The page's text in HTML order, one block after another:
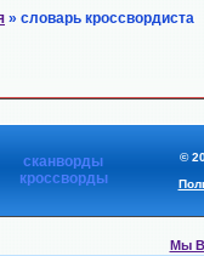
» словарь кроссвордиста
сканворды
кроссворды
©
Мы